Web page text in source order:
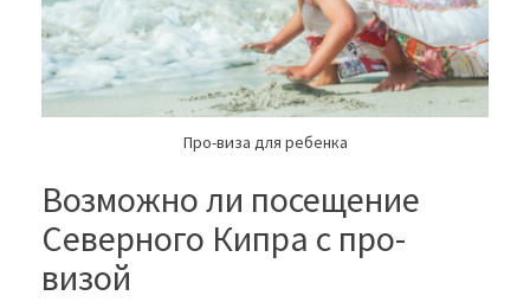
Про-виза для ребенка
Возможно ли посещение
Северного Кипра с про-
визой